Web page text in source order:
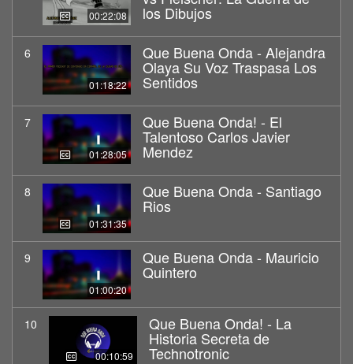
00:22:08 los Dibujos
6
01:18:22
Que Buena Onda - Alejandra
Olaya Su Voz Traspasa Los
Sentidos
7
01:28:05
Que Buena Onda! - El
Talentoso Carlos Javier
Mendez
8
01:31:35
Que Buena Onda - Santiago
Rios
9
01:00:20
Que Buena Onda - Mauricio
Quintero
10
00:10:59
Que Buena Onda! - La
Historia Secreta de
Technotronic